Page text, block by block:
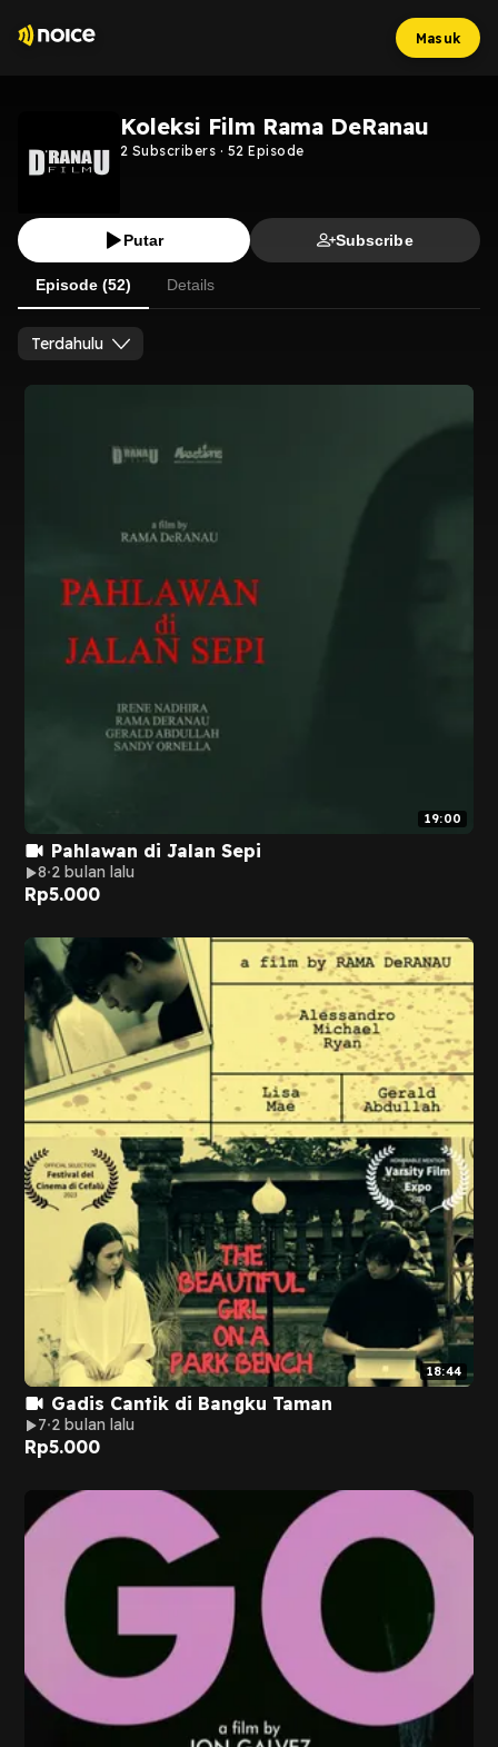
Masuk
Koleksi Film Rama DeRanau
2 Subscribers · 52 Episode
Putar Subscribe
Episode (52) Details
Terdahulu
19:00
Pahlawan di Jalan Sepi
8 2 bulan lalu
Rp5.000
18:44
Gadis Cantik di Bangku Taman
7 2 bulan lalu
Rp5.000